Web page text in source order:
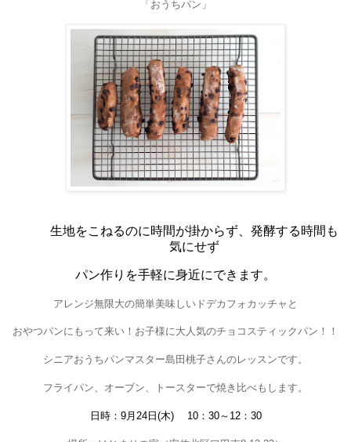
「おうちパン」
生地をこねるのに時間が掛からず、発酵する時間も
気にせず
パン作りを手軽に身近にできます。
アレンジ無限大の簡単美味しいドデカフォカッチャと
おやつパンにもって来い！お子様に大人気のチョコスティックパン！！
シニアおうちパンマスター島田桃子さんのレッスンです。
フライパン、オーブン、トースターで焼き比べもします。
日時： 9月 24日 (木) 10： 30～ 12： 30